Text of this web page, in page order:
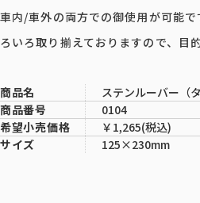
車内/車外の両方での御使用が可能
ろいろ取り揃えておりますので、目
商品名
ステンルーバー（タ
商品番号
0104
希望小売価格
￥1,265(税込)
サイズ
125×230mm